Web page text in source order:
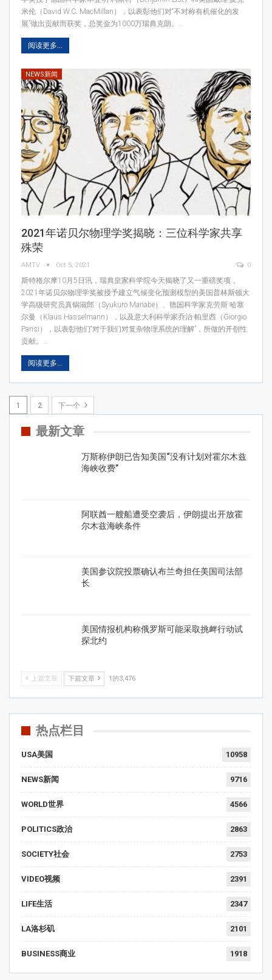
米伦（David W.C. MacMillan），以表彰他们对“不对称有机催化的发
展”做出贡献而获奖，总奖金为1000万瑞典克朗。…
阅读更多...
NEWS新闻
2021年诺贝尔物理学奖揭晓：三位科学家共享
殊荣
AMTV Oct 5, 2021 0
斯特格尔摩10月5日讯，瑞典皇家科学院今天揭晓了又一重磅奖项，
2021年诺贝尔物理学奖被授予建立气候变化预测模型的美国普林斯顿大
学高级研究员真锅淑郎（Syukuro Manabe）、德国科学家克劳斯·哈塞
尔曼（Klaus Hasselmann），以及意大利科学家乔治·帕里西（Giorgio
Parisi），以表彰他们“对于我们对复杂物理系统的理解”，所做的开创性
贡献。…
阅读更多...
1 2 下一个
最新文章
万斯称伊朗已告知美国“没有计划对霍尔木兹
海峡收费”
阿联酋一艘船遭受空袭后，伊朗提出开放霍
尔木兹海峡条件
美国参议院投票确认布兰奇担任美国司法部
长
美国情报机构称俄罗斯可能采取挑衅行动试
探北约
上篇文章 下篇文章 1的3,476
热点栏目
USA美国 10958
NEWS新闻 9716
WORLD世界 4566
POLITICS政治 2863
SOCIETY社会 2753
VIDEO视频 2391
LIFE生活 2347
LA洛杉矶 2101
BUSINESS商业 1918